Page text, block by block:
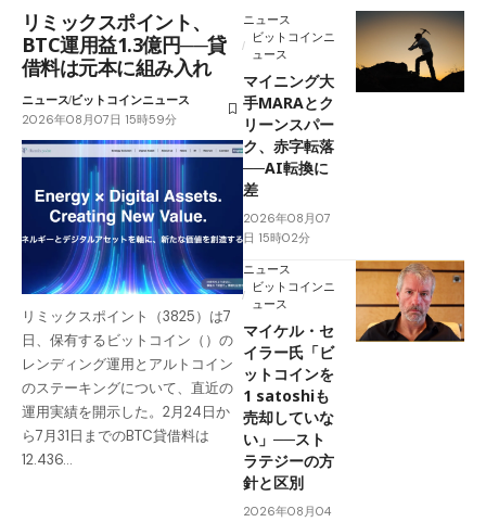
リミックスポイント、
BTC運用益1.3億円──貸
借料は元本に組み入れ
ニュースビットコインニュース
2026年08月07日 15時59分
リミックスポイント（3825）は7
日、保有するビットコイン（）の
レンディング運用とアルトコイン
のステーキングについて、直近の
運用実績を開示した。2月24日か
ら7月31日までのBTC貸借料は
12.436…
ニュース
ビットコインニ
ュース
マイニング大
手MARAとク
リーンスパー
ク、赤字転落
──AI転換に
差
2026年08月07
日 15時02分
ニュース
ビットコインニ
ュース
マイケル・セ
イラー氏「ビ
ットコインを
1 satoshiも
売却していな
い」──スト
ラテジーの方
針と区別
2026年08月04